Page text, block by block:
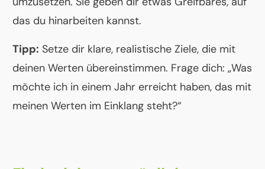
das du hinarbeiten kannst.
Tipp: Setze dir klare, realistische Ziele, die mit
deinen Werten übereinstimmen. Frage dich: „Was
möchte ich in einem Jahr erreicht haben, das mit
meinen Werten im Einklang steht?“